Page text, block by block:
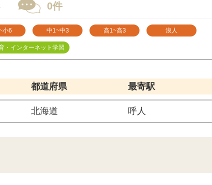
0件
小6 中1~中3 高1~高3 浪人
・インターネット学習
都道府県 最寄駅
北海道 呼人